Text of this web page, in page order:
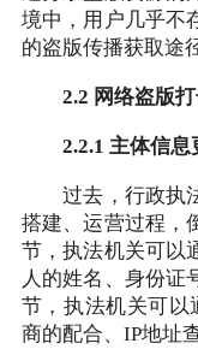
境中，用户几乎不
的盗版传播获取途
2.2 网络盗版打
2.2.1 主体信息
过去，行政执法
搭建、运营过程，
节，执法机关可以
人的姓名、身份证
节，执法机关可以
商的配合、IP地址